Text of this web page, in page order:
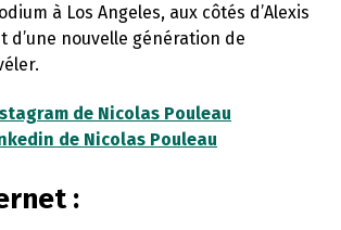
à Los Angeles, aux côtés d’Alexis
d’une nouvelle génération de
de Nicolas Pouleau
de Nicolas Pouleau
: